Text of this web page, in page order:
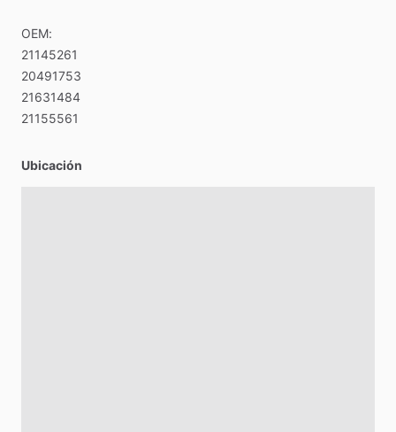
OEM:
21145261
20491753
21631484
21155561
Ubicación